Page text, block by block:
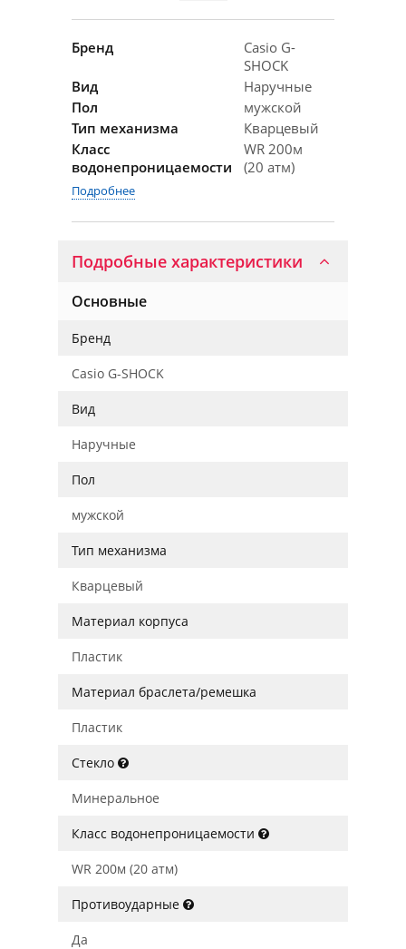
Бренд
Casio G-
SHOCK
Вид
Наручные
Пол
мужской
Тип механизма
Кварцевый
Класс
водонепроницаемости
WR 200м
(20 атм)
Подробнее
Подробные характеристики
Основные
Бренд
Casio G-SHOCK
Вид
Наручные
Пол
мужской
Тип механизма
Кварцевый
Материал корпуса
Пластик
Материал браслета/ремешка
Пластик
Стекло
Минеральное
Класс водонепроницаемости
WR 200м (20 атм)
Противоударные
Да